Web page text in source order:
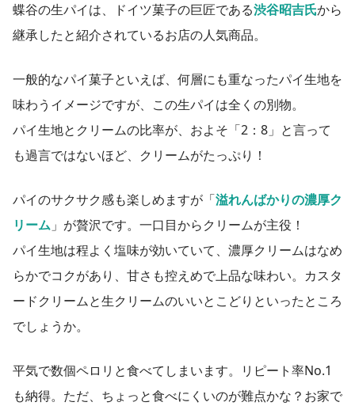
蝶谷の生パイは、ドイツ菓子の巨匠である渋谷昭吉氏から
継承したと紹介されているお店の人気商品。
一般的なパイ菓子といえば、何層にも重なったパイ生地を
味わうイメージですが、この生パイは全くの別物。
パイ生地とクリームの比率が、およそ「2：8」と言って
も過言ではないほど、クリームがたっぷり！
パイのサクサク感も楽しめますが「溢れんばかりの濃厚ク
リーム 」が贅沢です。一口目からクリームが主役！
パイ生地は程よく塩味が効いていて、濃厚クリームはなめ
らかでコクがあり、甘さも控えめで上品な味わい。カスタ
ードクリームと生クリームのいいとこどりといったところ
でしょうか。
平気で数個ペロリと食べてしまいます。リピート率No.1
も納得。ただ、ちょっと食べにくいのが難点かな？お家で